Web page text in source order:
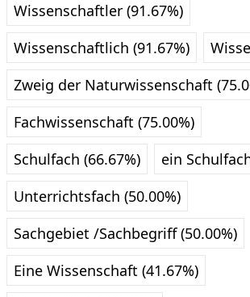
Wissenschaftler (91.67%)
Wissenschaftlich (91.67%)
Zweig der Naturwissenschaft
Fachwissenschaft (75.00%)
Schulfach (66.67%)
ein
Unterrichtsfach (50.00%)
Sachgebiet /Sachbegriff (50.00%)
Eine Wissenschaft (41.67%)